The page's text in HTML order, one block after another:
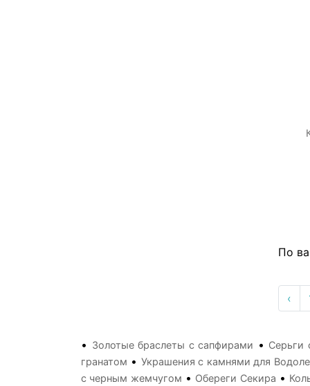
По
‹
• Золотые браслеты с сапфирами • Серьги
гранатом • Украшения с камнями для
с черным жемчугом • Обереги Секира •